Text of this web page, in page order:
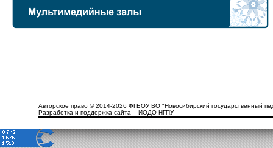
Авторское право © 2014-2026 ФГБОУ ВО "Новосибирский государственный
Разработка и поддержка сайта – ИОДО НГПУ